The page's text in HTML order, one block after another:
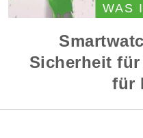
WAS
Sicherheit
für